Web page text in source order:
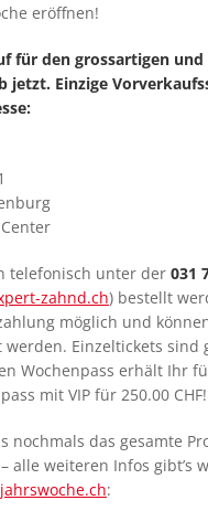
eröffnen!
für den grossartigen
jetzt. Einzige
telefonisch unter der 031
zahnd.ch) bestellt
möglich und
werden. Einzeltickets sind
Wochenpass erhält Ihr
mit VIP für 250.00 CHF!
nochmals das gesamte
alle weiteren Infos gibt’s
: